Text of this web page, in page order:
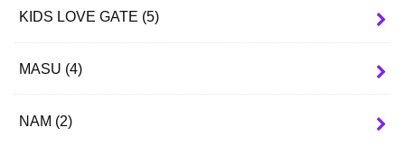
KIDS LOVE GATE (5)
MASU (4)
NAM (2)